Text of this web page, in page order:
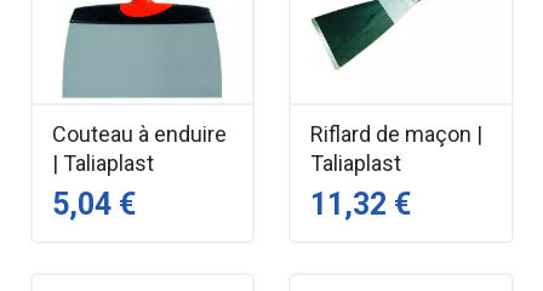
Couteau à enduire
| Taliaplast
5,04 €
Riflard de maçon |
Taliaplast
11,32 €